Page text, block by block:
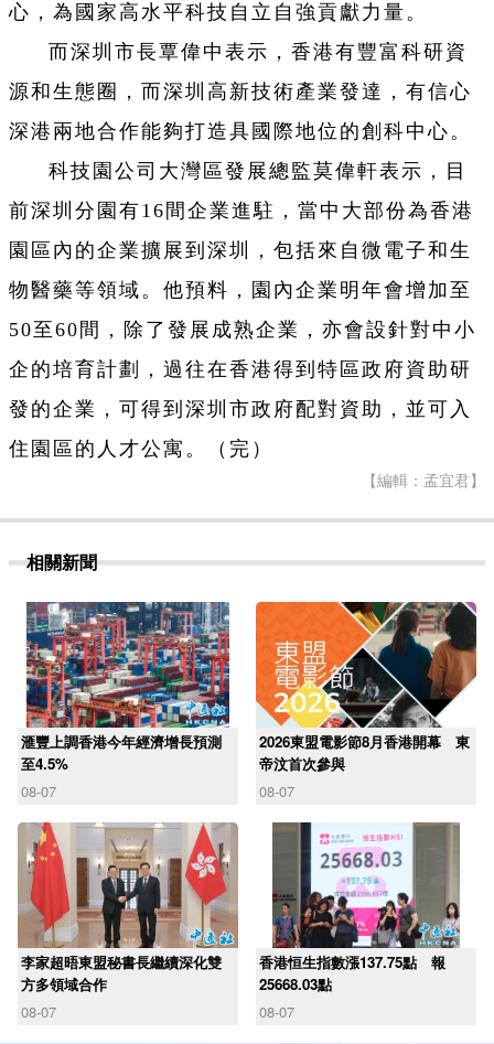
心，為國家高水平科技自立自強貢獻力量。
而深圳市長覃偉中表示，香港有豐富科研資
源和生態圈，而深圳高新技術產業發達，有信心
深港兩地合作能夠打造具國際地位的創科中心。
科技園公司大灣區發展總監莫偉軒表示，目
前深圳分園有16間企業進駐，當中大部份為香港
園區內的企業擴展到深圳，包括來自微電子和生
物醫藥等領域。他預料，園內企業明年會增加至
50至60間，除了發展成熟企業，亦會設針對中小
企的培育計劃，過往在香港得到特區政府資助研
發的企業，可得到深圳市政府配對資助，並可入
住園區的人才公寓。（完）
【編輯：孟宜君】
相關新聞
滙豐上調香港今年經濟增長預測
至4.5%
08-07
2026東盟電影節8月香港開幕 東
帝汶首次參與
08-07
李家超晤東盟秘書長繼續深化雙
方多領域合作
08-07
香港恒生指數漲137.75點 報
25668.03點
08-07